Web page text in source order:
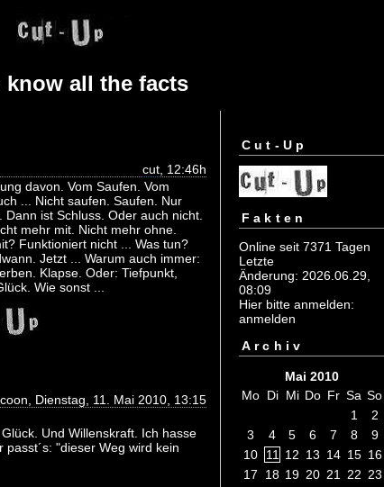
know all the facts
cut , 12:46h
davon. Vom Saufen. Vom
... Nicht saufen. Saufen. Nur
ist Schluss. Oder auch nicht.
mehr mit. Nicht mehr ohne.
Funktioniert nicht ... Was tun?
Jetzt ... Warum auch immer:
Klapse. Oder: Tiefpunkt,
Wie sonst ...
Dienstag, 11. Mai 2010, 13:15
Und Willenskraft. Ich hasse
"dieser Weg wird kein
Cut-Up
Fakten
Online seit 7371 Tagen
Letzte
Änderung: 2026.06.29,
08:09
Hier bitte anmelden:
anmelden
Archiv
Mai 2010
Mo Di Mi Do Fr Sa So
1
2
3
4 5 6 7 8
9
10
11 12 13 14 15 16
17
18 19 20 21 22 23